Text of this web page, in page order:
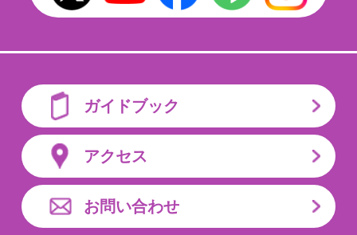
ガイドブック
アクセス
お問い合わせ